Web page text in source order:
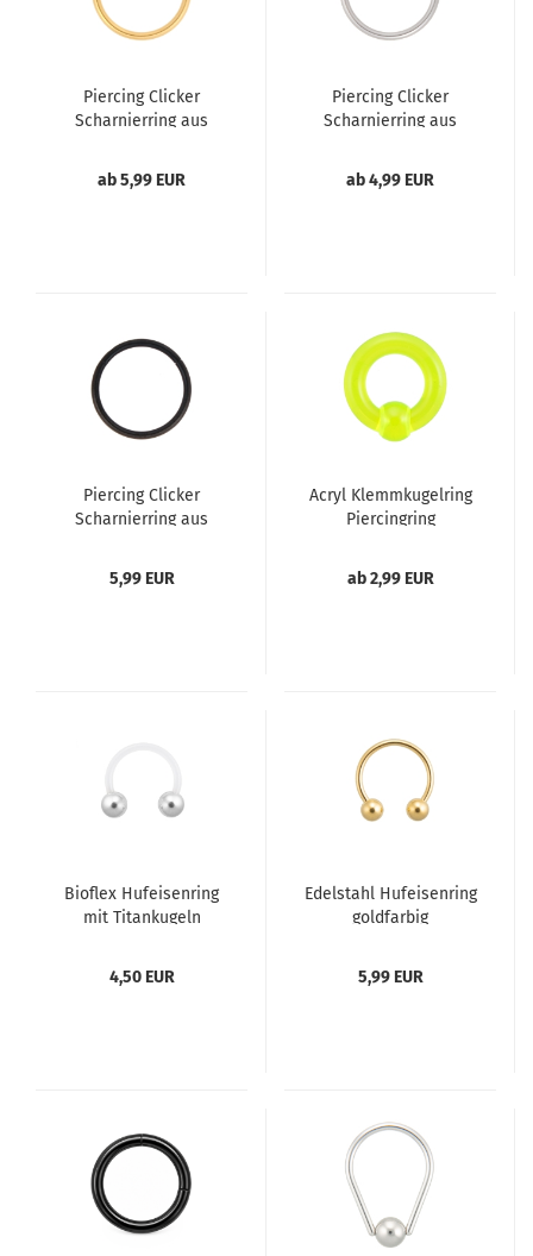
Piercing Clicker
Scharnierring aus
ab 5,99 EUR
Piercing Clicker
Scharnierring aus
ab 4,99 EUR
Piercing Clicker
Scharnierring aus
5,99 EUR
Acryl Klemmkugelring
Piercingring
ab 2,99 EUR
Bioflex Hufeisenring
mit Titankugeln
4,50 EUR
Edelstahl Hufeisenring
goldfarbig
5,99 EUR